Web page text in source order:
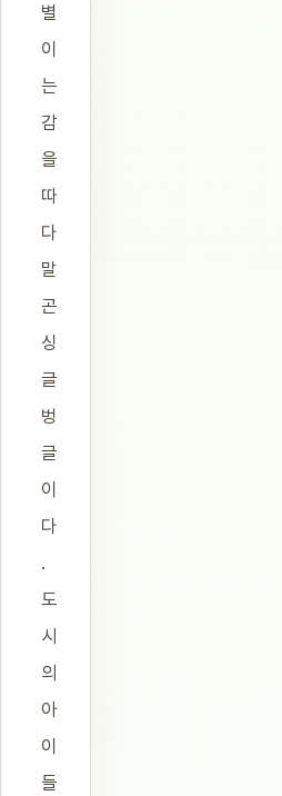
별
이
는
감
을
따
다
말
곤
싱
글
벙
글
이
다
.
도
시
의
아
이
들